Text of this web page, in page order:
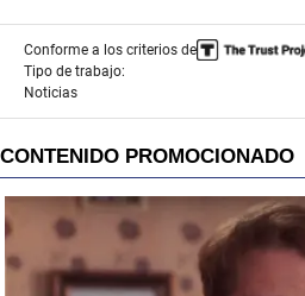
Conforme a los criterios de
Tipo de trabajo:
Noticias